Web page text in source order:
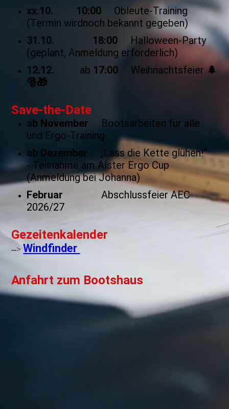
xx.10.
10:00 Obleute-Training
(Termin wirdnoch bekannt gegeben)
31.10. 18:00 Halloween-Party
(geplant, Anmeldung erforderlich)
12.12. ab 17:00 Weihnachtsfeier🌲
🎅🎁
Save-the-Date
ab November Bootsarbeiten für alle
und Ergo-Training
ab Dezember „Lass die Kette glühen!“
- Teilnahme am Alster Ergo Cup
(Anmeldung bei Johanna)
Februar Abschlussfeier AEC
2026/27
Gezeitenkalender
--> Windfinder
Anfahrt zum Bootshaus